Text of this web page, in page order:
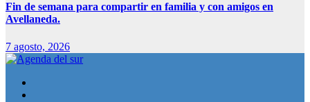
Fin de semana para compartir en familia y con amigos en
Avellaneda.
7 agosto, 2026